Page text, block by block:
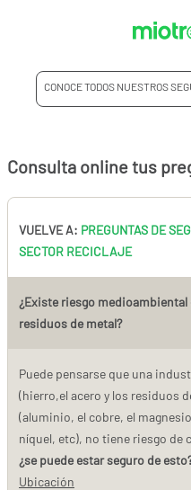
CONOCE TODOS NUESTROS
Consulta online tus
VUELVE A: PREGUNTAS DE
SECTOR RECICLAJE
¿Existe riesgo
residuos de metal?
Puede pensarse que una
(hierro,el acero y los residuos
(aluminio, el cobre, el
níquel, etc), no tiene riesgo
¿se puede estar seguro de
Ubicación